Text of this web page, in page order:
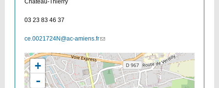
03 23 83 46 37
ce.0021724N@ac-amiens.fr(link
e-
mail)
+
-